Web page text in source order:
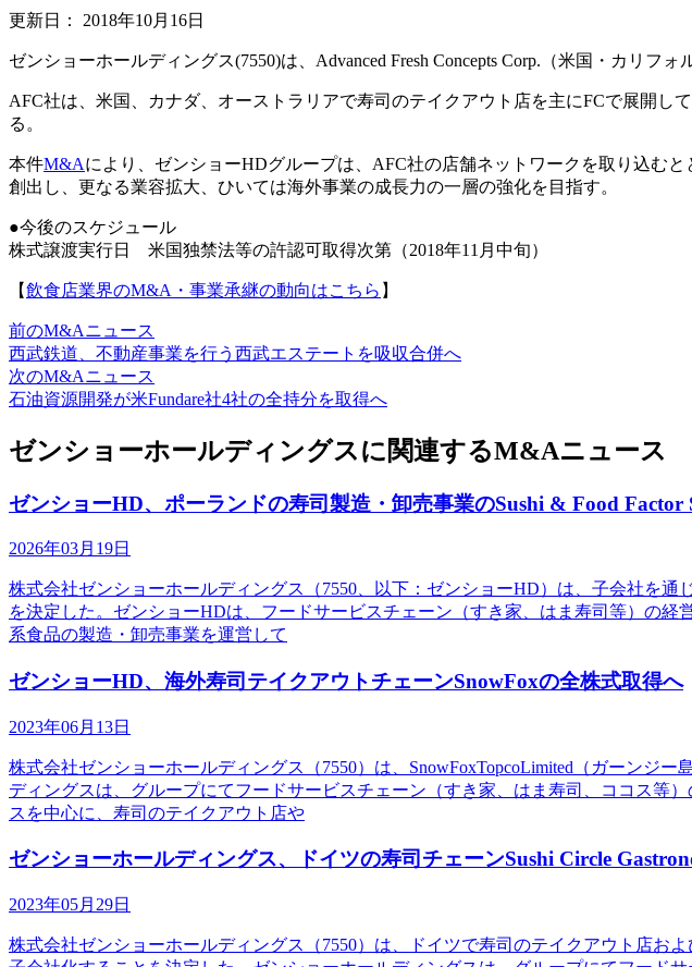
更新日： 2018年10月16日
ゼンショーホールディングス(7550)は、Advanced Fresh Concepts Corp.（米国・カリフ
AFC社は、米国、カナダ、オーストラリアで寿司のテイクアウト店を主にFCで展開し
る。
本件M&Aにより、ゼンショーHDグループは、AFC社の店舗ネットワークを取り込む
創出し、更なる業容拡大、ひいては海外事業の成長力の一層の強化を目指す。
●今後のスケジュール
株式譲渡実行日 米国独禁法等の許認可取得次第（2018年11月中旬）
【飲食店業界のM&A・事業承継の動向はこちら 】
前のM&Aニュース
西武鉄道、不動産事業を行う西武エステートを吸収合併へ
次のM&Aニュース
石油資源開発が米Fundare社4社の全持分を取得へ
ゼンショーホールディングスに関連するM&Aニュース
ゼンショーHD、ポーランドの寿司製造・卸売事業のSushi & Food Factor
2026年03月19日
株式会社ゼンショーホールディングス（7550、以下：ゼンショーHD）は、子会社を通
を決定した。ゼンショーHDは、フードサービスチェーン（すき家、はま寿司等）の
系食品の製造・卸売事業を運営して
ゼンショーHD、海外寿司テイクアウトチェーンSnowFoxの全株式取得へ
2023年06月13日
株式会社ゼンショーホールディングス（7550）は、SnowFoxTopcoLimited（ガーンジ
ディングスは、グループにてフードサービスチェーン（すき家、はま寿司、ココス等
スを中心に、寿司のテイクアウト店や
ゼンショーホールディングス、ドイツの寿司チェーンSushi Circle
2023年05月29日
株式会社ゼンショーホールディングス（7550）は、ドイツで寿司のテイクアウト店およ